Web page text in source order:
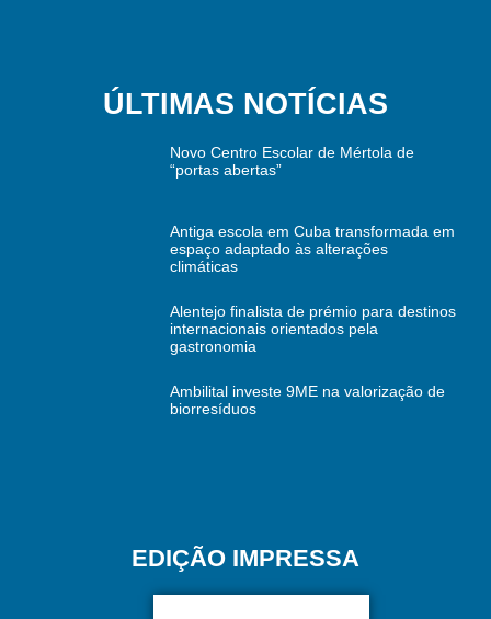
ÚLTIMAS NOTÍCIAS
Novo Centro Escolar de Mértola de
“portas abertas”
Antiga escola em Cuba transformada em
espaço adaptado às alterações
climáticas
Alentejo finalista de prémio para destinos
internacionais orientados pela
gastronomia
Ambilital investe 9ME na valorização de
biorresíduos
EDIÇÃO IMPRESSA